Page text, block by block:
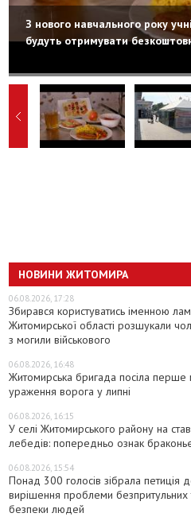
З нового навчального року
будуть отримувати
НОВИНИ ЖИТОМИРА
06.08.2026, 17:28
Збирався користуватись іменною
Житомирської області розшукали
з могили військового
06.08.2026, 16:48
Житомирська бригада посіла перше
ураження ворога у липні
06.08.2026, 16:15
У селі Житомирського району на
лебедів: попередньо ознак
06.08.2026, 15:54
Понад 300 голосів зібрала
вирішення проблеми безпритульних
безпеки людей